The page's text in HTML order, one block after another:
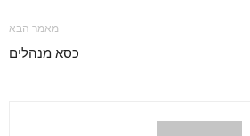
מאמר הבא
כסא מנהלים